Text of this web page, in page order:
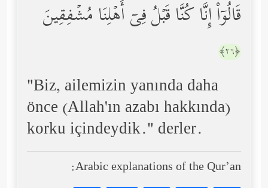
قَالُوۤاْ إِنَّا كُنَّا قَبۡلُ فِیۤ أَهۡلِنَا مُشۡفِقِینَ
﴿٢٦﴾
"Biz, ailemizin yanında daha
önce (Allah'ın azabı hakkında)
korku içindeydik." derler.
Arabic explanations of the Qur’an: